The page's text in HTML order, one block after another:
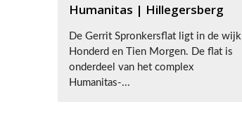
Humanitas | Hillegersberg
De Gerrit Spronkersflat ligt in de wijk
Honderd en Tien Morgen. De flat is
onderdeel van het complex
Humanitas-...